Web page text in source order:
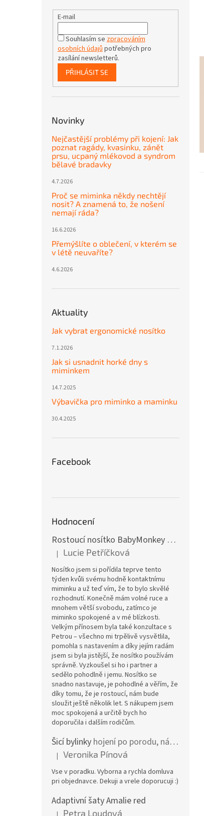
E-mail
Souhlasím se zpracováním
osobních údajů potřebných pro
zasílání newsletterů.
PŘIHLÁSIT SE
Novinky
Nejčastější problémy při kojení: Jak
poznat ragády, kvasinku, zánět
prsu, ucpaný mlékovod a syndrom
bělavé bradavky
4.7.2026
Proč se miminka někdy nechtějí
nosit? A znamená to, že nošení
nemají ráda?
16.6.2026
Přemýšlíte o oblečení, v kterém se
v létě neuvaříte?
4.6.2026
Aktuality
Jak vybrat ergonomické nosítko
7.1.2026
Jak si usnadnit horké dny s
miminkem
14.7.2025
Výbavička pro miminko a maminku
30.4.2025
Facebook
Hodnocení
Rostoucí nosítko BabyMonkey Original Essential - khaki zelené
Hodnocení produktu je 5 z 5 hvězdiček.
| Lucie Petříčková
Nosítko jsem si pořídila teprve tento
týden kvůli svému hodně kontaktnímu
miminku a už teď vím, že to bylo skvělé
rozhodnutí. Konečně mám volné ruce a
mnohem větší svobodu, zatímco je
miminko spokojené a v mé blízkosti.
Velkým přínosem byla také konzultace s
Petrou – všechno mi trpělivě vysvětlila,
pomohla s nastavením a díky jejím radám
jsem si byla jistější, že nosítko používám
správně. Vyzkoušel si ho i partner a
sedělo pohodlně i jemu. Nosítko se
snadno nastavuje, je pohodlné a věřím, že
díky tomu, že je rostoucí, nám bude
sloužit ještě několik let. S nákupem jsem
moc spokojená a určitě bych ho
doporučila i dalším rodičům.
Šicí bylinky hojení po porodu, nástřih a jizvy
Hodnocení produktu je 5 z 5 hvězdiček.
| Veronika Pínová
Vse v poradku. Vyborna a rychla domluva
pri objednavce. Dekuji a vrele doporucuji :)
Adaptivní šaty Amalie red
Petra Loudová